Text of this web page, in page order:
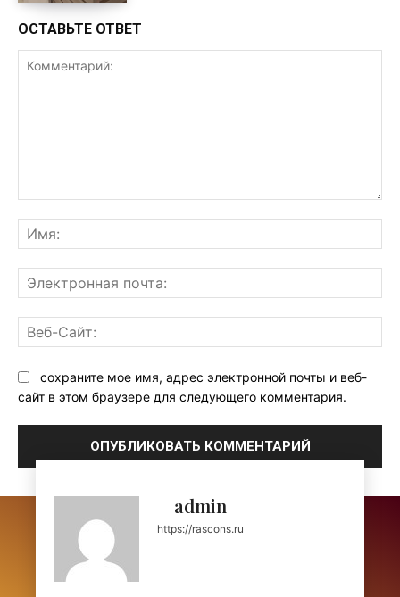
ОСТАВЬТЕ ОТВЕТ
сохраните мое имя, адрес электронной почты и веб-
сайт в этом браузере для следующего комментария.
admin
https://rascons.ru